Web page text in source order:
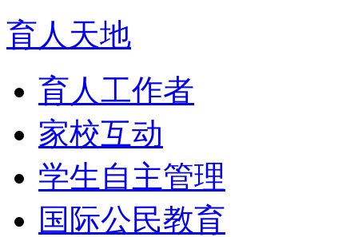
育人天地
育人工作者
家校互动
学生自主管理
国际公民教育